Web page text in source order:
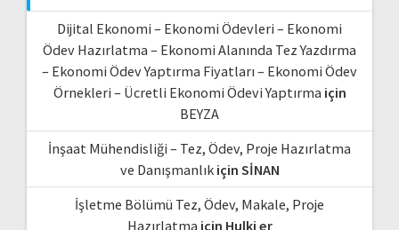
Dijital Ekonomi – Ekonomi Ödevleri – Ekonomi
Ödev Hazırlatma – Ekonomi Alanında Tez Yazdırma
– Ekonomi Ödev Yaptırma Fiyatları – Ekonomi Ödev
Örnekleri – Ücretli Ekonomi Ödevi Yaptırma için
BEYZA
İnşaat Mühendisliği – Tez, Ödev, Proje Hazırlatma
ve Danışmanlıkiçin SİNAN
İşletme Bölümü Tez, Ödev, Makale, Proje
Hazırlatma için Hulki er